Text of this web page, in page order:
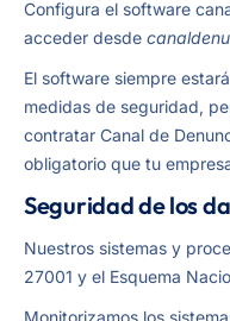
Configura el software
acceder desde
El software siempre
medidas de seguridad,
contratar Canal de
obligatorio que tu
Seguridad de los
Nuestros sistemas y
27001 y el Esquema
Monitorizamos los